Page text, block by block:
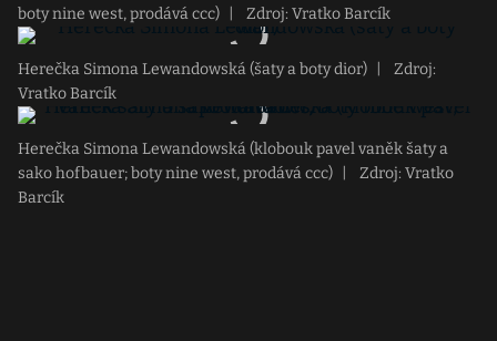
boty nine west, prodává ccc)
Zdroj: Vratko Barcík
Herečka Simona Lewandowská (šaty a boty dior)
Zdroj:
Vratko Barcík
Herečka Simona Lewandowská (klobouk pavel vaněk šaty a
sako hofbauer; boty nine west, prodává ccc)
Zdroj: Vratko
Barcík